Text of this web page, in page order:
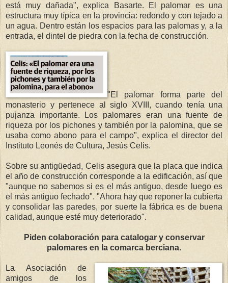
está muy dañada", explica Basarte. El palomar es una
estructura muy típica en la provincia: redondo y con tejado a
un agua. Dentro están los espacios para las palomas y, a la
entrada, el dintel de piedra con la fecha de construcción.
"El palomar forma parte del
monasterio y pertenece al siglo XVIII, cuando tenía una
pujanza importante. Los palomares eran una fuente de
riqueza por los pichones y también por la palomina, que se
usaba como abono para el campo", explica el director del
Instituto Leonés de Cultura, Jesús Celis.
Sobre su antigüedad, Celis asegura que la placa que indica
el año de construcción corresponde a la edificación, así que
"aunque no sabemos si es el más antiguo, desde luego es
el más antiguo fechado". "Ahora hay que reponer la cubierta
y consolidar las paredes, por suerte la fábrica es de buena
calidad, aunque esté muy deteriorado".
Piden colaboración para catalogar y conservar
palomares en la comarca berciana.
La Asociación de
amigos de los